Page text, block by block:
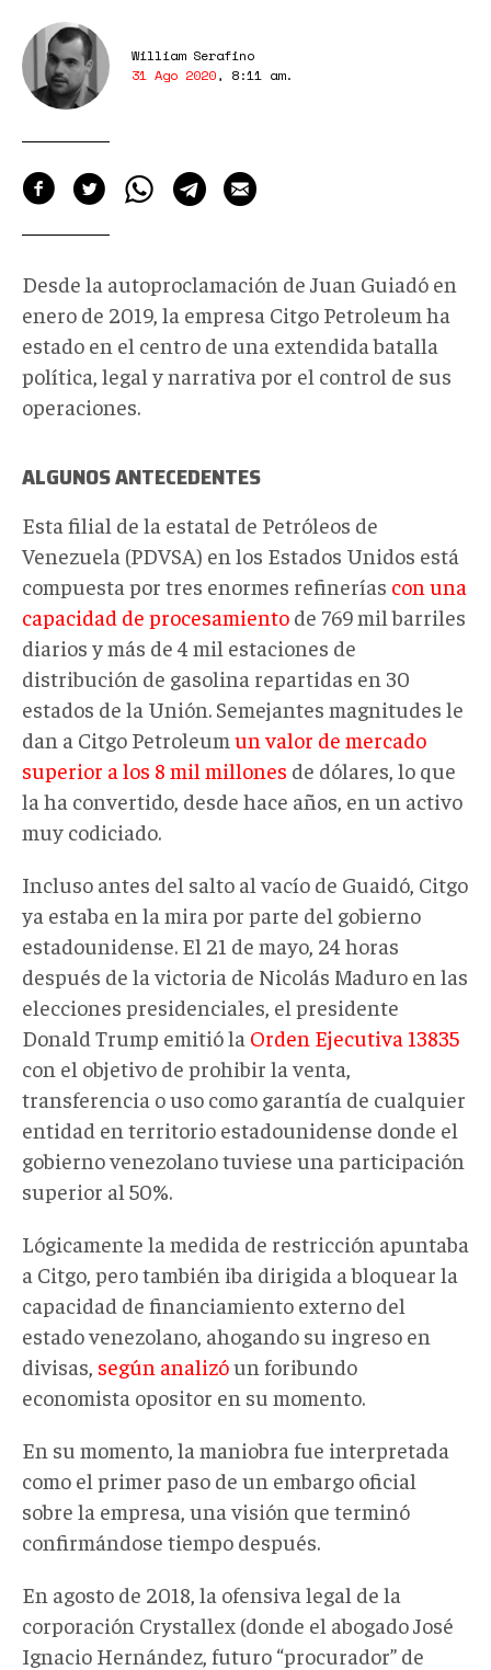
William Serafino
31 Ago 2020, 8:11 am.
Desde la autoproclamación de Juan Guiadó en
enero de 2019, la empresa Citgo Petroleum ha
estado en el centro de una extendida batalla
política, legal y narrativa por el control de sus
operaciones.
ALGUNOS ANTECEDENTES
Esta filial de la estatal de Petróleos de
Venezuela (PDVSA) en los Estados Unidos está
compuesta por tres enormes refinerías con una
capacidad de procesamiento de 769 mil barriles
diarios y más de 4 mil estaciones de
distribución de gasolina repartidas en 30
estados de la Unión. Semejantes magnitudes le
dan a Citgo Petroleum un valor de mercado
superior a los 8 mil millones de dólares, lo que
la ha convertido, desde hace años, en un activo
muy codiciado.
Incluso antes del salto al vacío de Guaidó, Citgo
ya estaba en la mira por parte del gobierno
estadounidense. El 21 de mayo, 24 horas
después de la victoria de Nicolás Maduro en las
elecciones presidenciales, el presidente
Donald Trump emitió la Orden Ejecutiva 13835
con el objetivo de prohibir la venta,
transferencia o uso como garantía de cualquier
entidad en territorio estadounidense donde el
gobierno venezolano tuviese una participación
superior al 50%.
Lógicamente la medida de restricción apuntaba
a Citgo, pero también iba dirigida a bloquear la
capacidad de financiamiento externo del
estado venezolano, ahogando su ingreso en
divisas, según analizóun foribundo
economista opositor en su momento.
En su momento, la maniobra fue interpretada
como el primer paso de un embargo oficial
sobre la empresa, una visión que terminó
confirmándose tiempo después.
En agosto de 2018, la ofensiva legal de la
corporación Crystallex (donde el abogado José
Ignacio Hernández, futuro “procurador” de